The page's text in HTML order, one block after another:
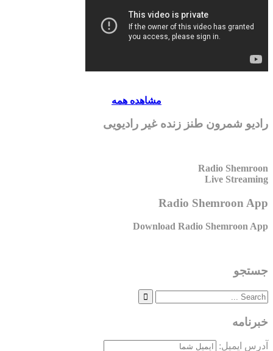
مشاهده همه
رادیو شمرون طنز زنده غیر رادیویی
Radio Shemroon
Live Streaming
Radio Shemroon App
Download Radio Shemroon App
جستجو
خبرنامه
آدرس ایمیل: